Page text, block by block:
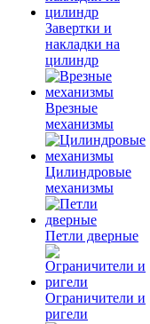
Завертки и
накладки на
цилиндр
Врезные
механизмы
Цилиндровые
механизмы
Петли дверные
Ограничители и
ригели